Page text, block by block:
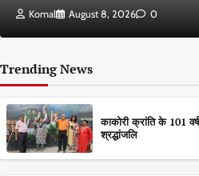
Komal August 8, 2026 0
Trending News
काकोरी क्रांति के 101
श्रद्धांजलि